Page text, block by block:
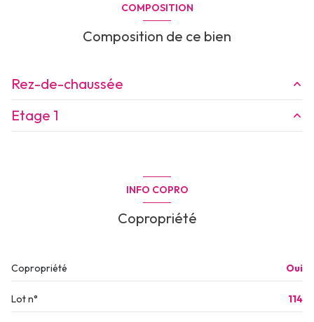
COMPOSITION
Composition de ce bien
Rez-de-chaussée
entrée
Etage 1
INFO COPRO
Copropriété
Copropriété Oui
Lot n° 114